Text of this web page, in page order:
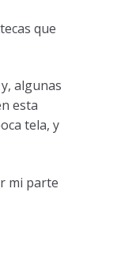
que
algunas
esta
tela, y
mi parte